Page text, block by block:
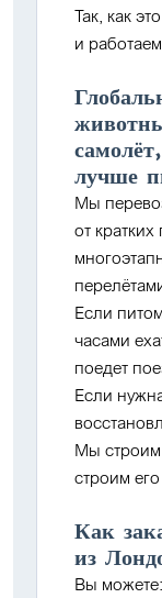
Так, как
и
лучше
Мы
от
Если
часами
поедет
Если
Мы
строим
Как
из
Вы можете: